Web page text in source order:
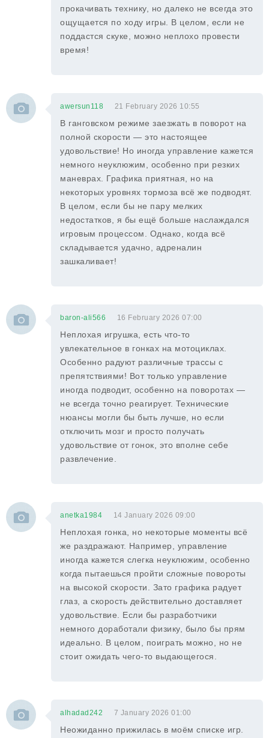
прокачивать технику, но далеко не всегда это
ощущается по ходу игры. В целом, если не
поддастся скуке, можно неплохо провести
время!
awersun118 21 February 2026 10:55
В ганговском режиме заезжать в поворот на
полной скорости — это настоящее
удовольствие! Но иногда управление кажется
немного неуклюжим, особенно при резких
маневрах. Графика приятная, но на
некоторых уровнях тормоза всё же подводят.
В целом, если бы не пару мелких
недостатков, я бы ещё больше наслаждался
игровым процессом. Однако, когда всё
складывается удачно, адреналин
зашкаливает!
baron-ali566 16 February 2026 07:00
Неплохая игрушка, есть что-то
увлекательное в гонках на мотоциклах.
Особенно радуют различные трассы с
препятствиями! Вот только управление
иногда подводит, особенно на поворотах —
не всегда точно реагирует. Технические
нюансы могли бы быть лучше, но если
отключить мозг и просто получать
удовольствие от гонок, это вполне себе
развлечение.
anetka1984 14 January 2026 09:00
Неплохая гонка, но некоторые моменты всё
же раздражают. Например, управление
иногда кажется слегка неуклюжим, особенно
когда пытаешься пройти сложные повороты
на высокой скорости. Зато графика радует
глаз, а скорость действительно доставляет
удовольствие. Если бы разработчики
немного доработали физику, было бы прям
идеально. В целом, поиграть можно, но не
стоит ожидать чего-то выдающегося.
alhadad242 7 January 2026 01:00
Неожиданно прижилась в моём списке игр.